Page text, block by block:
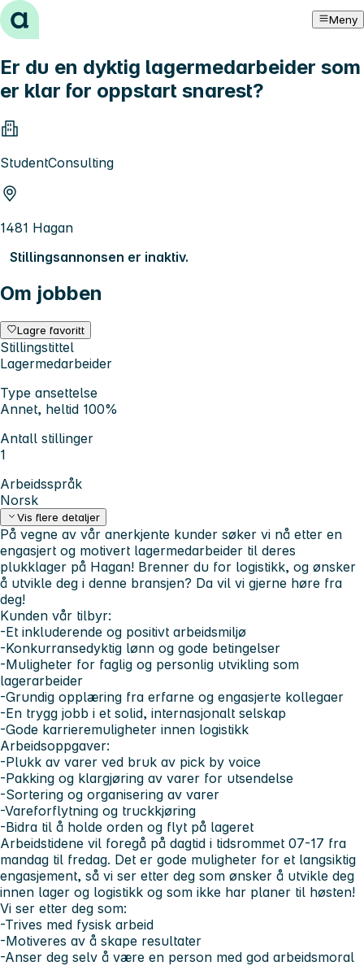
Hopp til innhold Meny
Er du en dyktig lagermedarbeider som
er klar for oppstart snarest?
StudentConsulting
1481 Hagan
Stillingsannonsen er inaktiv.
Om jobben
Lagre favoritt
Stillingstittel
Lagermedarbeider
Type ansettelse
Annet, heltid 100%
Antall stillinger
1
Arbeidsspråk
Norsk
Vis flere detaljer
På vegne av vår anerkjente kunder søker vi nå etter en
engasjert og motivert lagermedarbeider til deres
plukklager på Hagan! Brenner du for logistikk, og ønsker
å utvikle deg i denne bransjen? Da vil vi gjerne høre fra
deg!
Kunden vår tilbyr:
-Et inkluderende og positivt arbeidsmiljø
-Konkurransedyktig lønn og gode betingelser
-Muligheter for faglig og personlig utvikling som
lagerarbeider
-Grundig opplæring fra erfarne og engasjerte kollegaer
-En trygg jobb i et solid, internasjonalt selskap
-Gode karrieremuligheter innen logistikk
Arbeidsoppgaver:
-Plukk av varer ved bruk av pick by voice
-Pakking og klargjøring av varer for utsendelse
-Sortering og organisering av varer
-Vareforflytning og truckkjøring
-Bidra til å holde orden og flyt på lageret
Arbeidstidene vil foregå på dagtid i tidsrommet 07-17 fra
mandag til fredag. Det er gode muligheter for et langsiktig
engasjement, så vi ser etter deg som ønsker å utvikle deg
innen lager og logistikk og som ikke har planer til høsten!
Vi ser etter deg som:
-Trives med fysisk arbeid
-Motiveres av å skape resultater
-Anser deg selv å være en person med god arbeidsmoral